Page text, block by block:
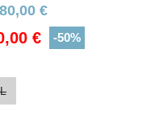
€
€ -50%